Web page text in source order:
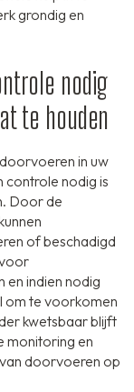
grondig en
nodig
te houden
in uw
controle nodig is
Door de
of beschadigd
indien nodig
om te voorkomen
kwetsbaar blijft
monitoring en
doorvoeren op